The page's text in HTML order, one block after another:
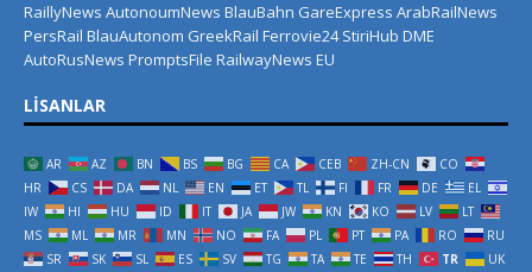
RaillyNews AutonoumNews BlauBahn GareExpress ArabRailNews
PersRail BlauAutonom GreekRail Ferrovie24 StiriHub DME
AutoRusNews PromptsFile RailwayNews EU
LISANLAR
AR AZ BN BS BG CA CEB ZH-CN
CO
HR
CS DA NL EN ET TL FI FR DE
EL
IW
HI HU ID IT JA JW KN KO LV
LT
MS
ML MR MN NO FA PL PT PA RO
RU
SR
SK SL ES SV TG TA TE TH TR
UK